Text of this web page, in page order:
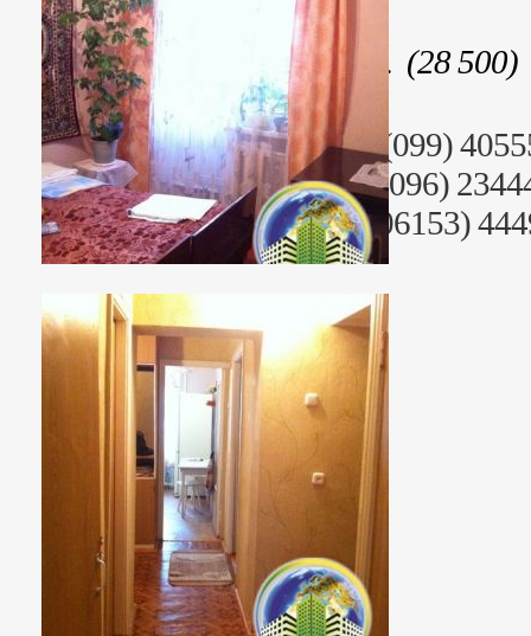
Стоимость: 741 000 грн. (28 500)
Риэлтор: Анна Юрьевна (099)
Раб. тел. (095) 2344499, (096)
+38 (06153) 44442, +38 (06153)